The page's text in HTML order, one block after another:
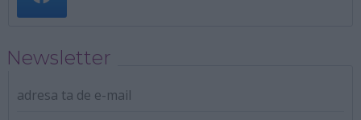
Newsletter
adresa ta de e-mail